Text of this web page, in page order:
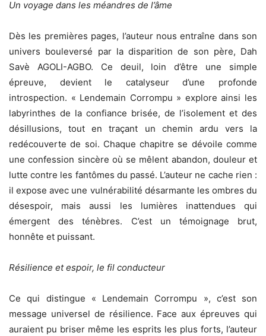
Un voyage dans les méandres de l’âme
Dès les premières pages, l’auteur nous entraîne dans son
univers bouleversé par la disparition de son père, Dah
Savè AGOLI-AGBO. Ce deuil, loin d’être une simple
épreuve, devient le catalyseur d’une profonde
introspection. « Lendemain Corrompu » explore ainsi les
labyrinthes de la confiance brisée, de l’isolement et des
désillusions, tout en traçant un chemin ardu vers la
redécouverte de soi. Chaque chapitre se dévoile comme
une confession sincère où se mêlent abandon, douleur et
lutte contre les fantômes du passé. L’auteur ne cache rien :
il expose avec une vulnérabilité désarmante les ombres du
désespoir, mais aussi les lumières inattendues qui
émergent des ténèbres. C’est un témoignage brut,
honnête et puissant.
Résilience et espoir, le fil conducteur
Ce qui distingue « Lendemain Corrompu », c’est son
message universel de résilience. Face aux épreuves qui
auraient pu briser même les esprits les plus forts, l’auteur